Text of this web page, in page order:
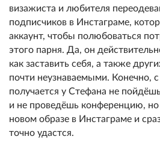
визажиста и любителя
подписчиков в Инстаграме,
аккаунт, чтобы полюбоваться
этого парня. Да, он
как заставить себя, а также
почти неузнаваемыми. Конечно,
получается у Стефана не
и не проведёшь конференцию, но
новом образе в Инстаграме и
точно удастся.